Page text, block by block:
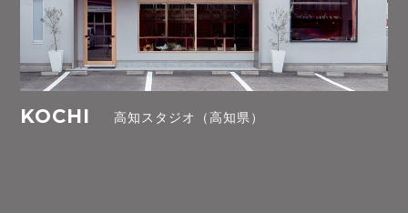
KOCHI 高知スタジオ（高知県）